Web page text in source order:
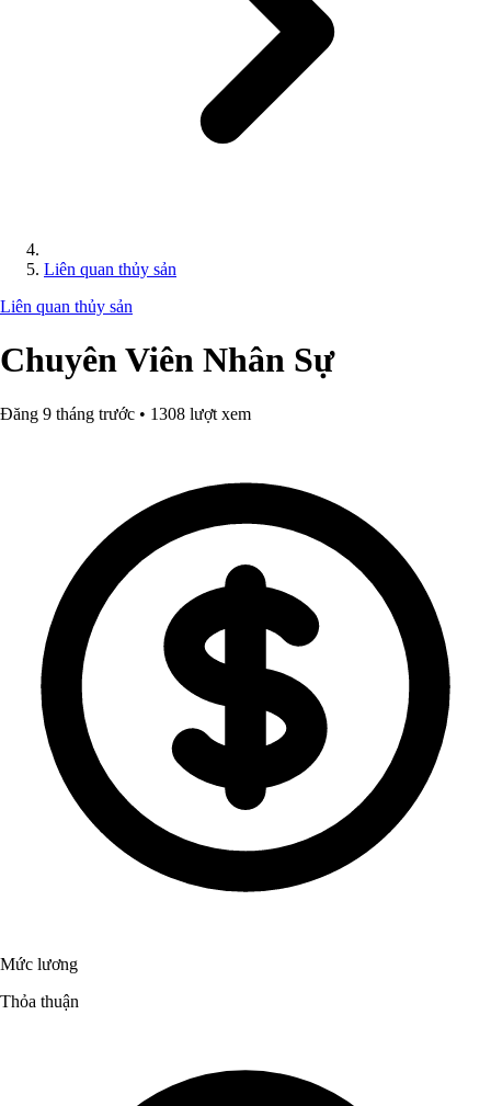
Liên quan thủy sản
Liên quan thủy sản
Chuyên Viên Nhân Sự
Đăng 9 tháng trước • 1308 lượt xem
Mức lương
Thỏa thuận